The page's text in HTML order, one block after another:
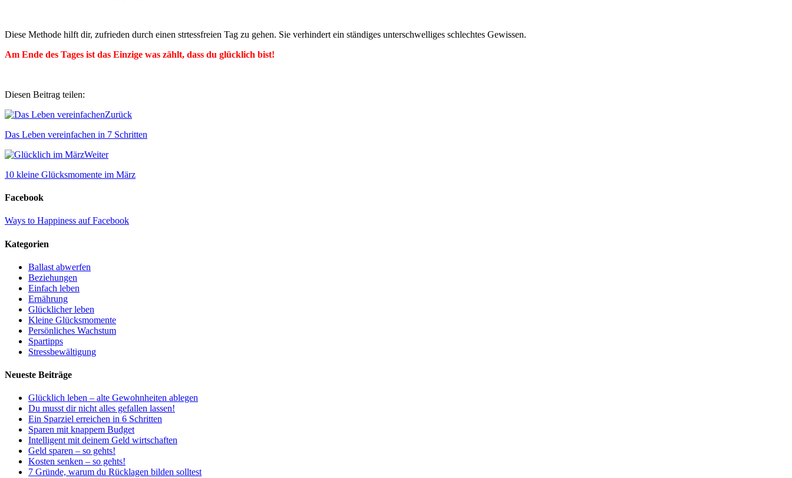
Diese Methode hilft dir, zufrieden durch einen strtessfreien Tag zu gehen. Sie verhindert ein ständiges unterschwelliges schlechtes Gewissen.
Am Ende des Tages ist das Einzige was zählt, dass du glücklich bist!
Diesen Beitrag teilen:
Zurück
Das Leben vereinfachen in 7 Schritten
Weiter
10 kleine Glücksmomente im März
Facebook
Ways to Happiness auf Facebook
Kategorien
Ballast abwerfen
Beziehungen
Einfach leben
Ernährung
Glücklicher leben
Kleine Glücksmomente
Persönliches Wachstum
Spartipps
Stressbewältigung
Neueste Beiträge
Glücklich leben – alte Gewohnheiten ablegen
Du musst dir nicht alles gefallen lassen!
Ein Sparziel erreichen in 6 Schritten
Sparen mit knappem Budget
Intelligent mit deinem Geld wirtschaften
Geld sparen – so gehts!
Kosten senken – so gehts!
7 Gründe, warum du Rücklagen bilden solltest